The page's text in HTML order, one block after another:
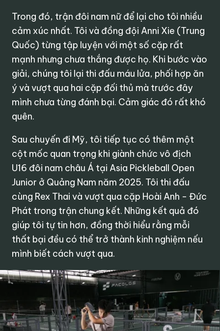
Trong đó, trận đôi nam nữ để lại cho tôi nhiều
cảm xúc nhất. Tôi và đồng đội Anni Xie (Trung
Quốc) từng tập luyện với một số cặp rất
mạnh nhưng chưa thắng được họ. Khi bước vào
giải, chúng tôi lại thi đấu máu lửa, phối hợp ăn
ý và vượt qua hai cặp đối thủ mà trước đây
mình chưa từng đánh bại. Cảm giác đó rất khó
quên.
Sau chuyến đi Mỹ, tôi tiếp tục có thêm một
cột mốc quan trọng khi giành chức vô địch
U16 đôi nam châu Á tại Asia Pickleball Open
Junior ở Quảng Nam năm 2025. Tôi thi đấu
cùng Rex Thai và vượt qua cặp Hoài Anh - Đức
Phát trong trận chung kết. Những kết quả đó
giúp tôi tự tin hơn, đồng thời hiểu rằng mỗi
thất bại đều có thể trở thành kinh nghiệm nếu
mình biết cách vượt qua.